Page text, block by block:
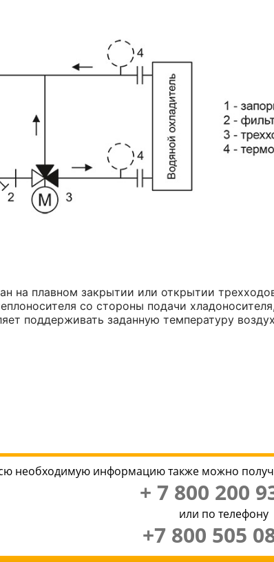
на плавном закрытии или открытии
со стороны подачи
поддерживать заданную температуру
необходимую информацию также можно
+ 7 800 200
или по телефону
+7 800 505